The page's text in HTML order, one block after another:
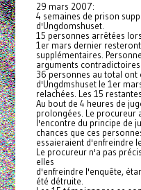
29 mars 2007:
4 semaines de prison
d'Ungdomshuset.
15 personnes arrêtées
1er mars dernier
supplémentaires.
arguments
36 personnes au total
d'Ungdmshuset le 1er
relachées. Les 15
Au bout de 4 heures de
prolongées. Le procureur
l'encontre du principe de
chances que ces
essaieraient d'enfreindre
Le procureur n'a pas
elles
d'enfreindre l'enquête,
été détruite.